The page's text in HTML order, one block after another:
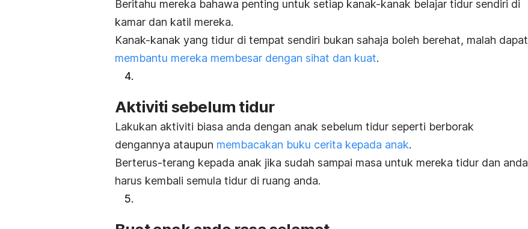
Beritahu mereka bahawa penting untuk setiap kanak-kanak belajar tidur sendiri di
kamar dan katil mereka.
Kanak-kanak yang tidur di tempat sendiri bukan sahaja boleh berehat, malah dapat
membantu mereka membesar dengan sihat dan kuat.
Aktiviti sebelum tidur
Lakukan aktiviti biasa anda dengan anak sebelum tidur seperti berborak
dengannya ataupun membacakan buku cerita kepada anak.
Berterus-terang kepada anak jika sudah sampai masa untuk mereka tidur dan anda
harus kembali semula tidur di ruang anda.